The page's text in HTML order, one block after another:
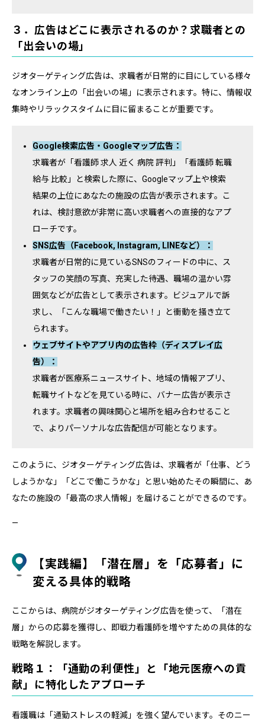
３．広告はどこに表示されるのか？求職者との
「出会いの場」
ジオターゲティング広告は、求職者が日常的に目にしている様々
なオンライン上の「出会いの場」に表示されます。特に、情報収
集時やリラックスタイムに目に留まることが重要です。
Google検索広告・Googleマップ広告：
求職者が「看護師 求人 近く 病院 評判」「看護師 転職
給与 比較」と検索した際に、Googleマップ上や検索
結果の上位にあなたの施設の広告が表示されます。こ
れは、検討意欲が非常に高い求職者への直接的なアプ
ローチです。
SNS広告（Facebook, Instagram, LINEなど）：
求職者が日常的に見ているSNSのフィードの中に、ス
タッフの笑顔の写真、充実した待遇、職場の温かい雰
囲気などが広告として表示されます。ビジュアルで訴
求し、「こんな職場で働きたい！」と衝動を掻き立て
られます。
ウェブサイトやアプリ内の広告枠（ディスプレイ広
告）：
求職者が医療系ニュースサイト、地域の情報アプリ、
転職サイトなどを見ている時に、バナー広告が表示さ
れます。求職者の興味関心と場所を組み合わせること
で、よりパーソナルな広告配信が可能となります。
このように、ジオターゲティング広告は、求職者が「仕事、どう
しようかな」「どこで働こうかな」と思い始めたその瞬間に、あ
なたの施設の「最高の求人情報」を届けることができるのです。
—
【実践編】「潜在層」を「応募者」に
変える具体的戦略
ここからは、病院がジオターゲティング広告を使って、「潜在
層」からの応募を獲得し、即戦力看護師を増やすための具体的な
戦略を解説します。
戦略１：「通勤の利便性」と「地元医療への貢
献」に特化したアプローチ
看護職は「通勤ストレスの軽減」を強く望んでいます。そのニー